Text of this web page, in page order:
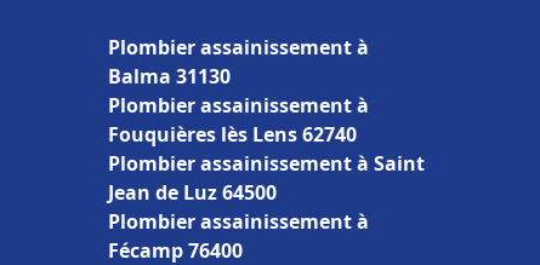
Plombier assainissement à
Balma 31130
Plombier assainissement à
Fouquières lès Lens 62740
Plombier assainissement à Saint
Jean de Luz 64500
Plombier assainissement à
Fécamp 76400